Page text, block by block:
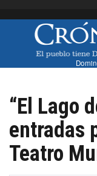
“El Lago
entradas
Teatro